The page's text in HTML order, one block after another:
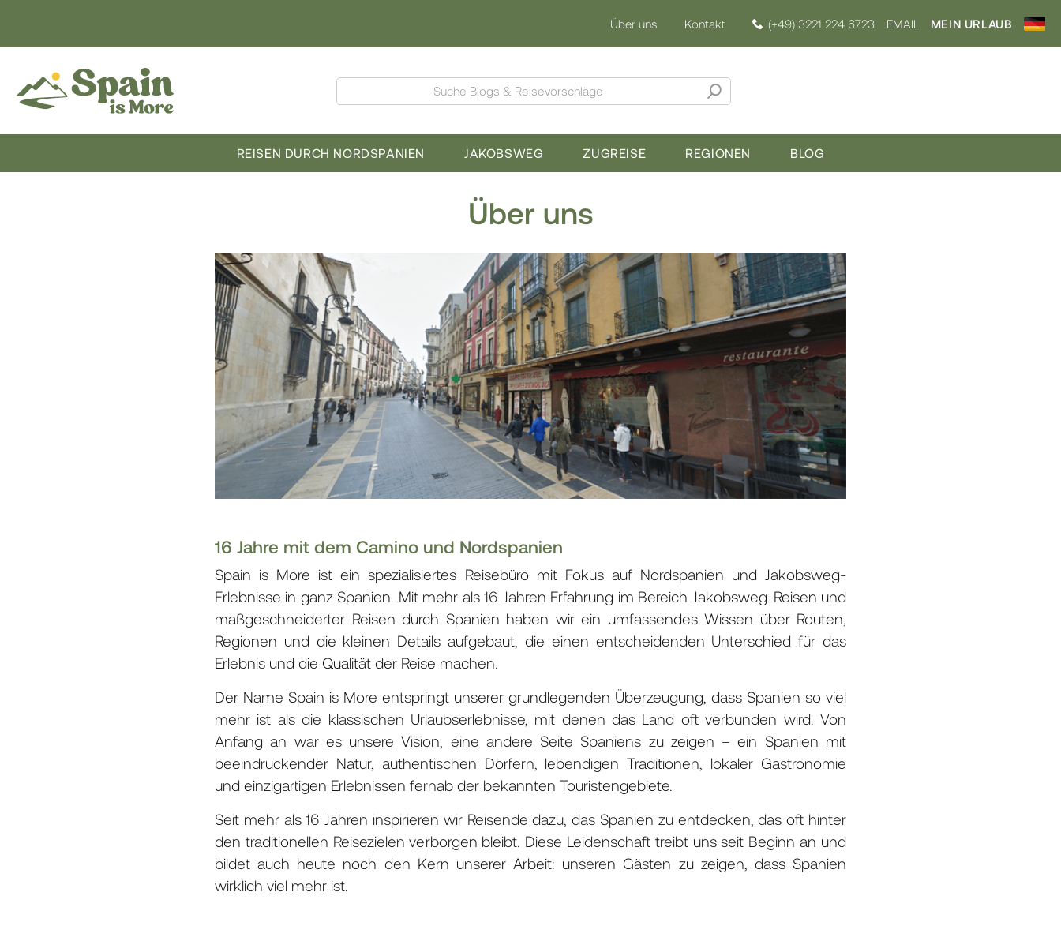
Über uns Kontakt (+49) 3221 224 6723 EMAIL MEIN URLAUB
Suche Blogs & Reisevorschläge
REISEN DURCH NORDSPANIEN JAKOBSWEG ZUGREISE REGIONEN BLOG
Über uns
16 Jahre mit dem Camino und Nordspanien
Spain is More ist ein spezialisiertes Reisebüro mit Fokus auf Nordspanien und Jakobsweg-
Erlebnisse in ganz Spanien. Mit mehr als 16 Jahren Erfahrung im Bereich Jakobsweg-Reisen und
maßgeschneiderter Reisen durch Spanien haben wir ein umfassendes Wissen über Routen,
Regionen und die kleinen Details aufgebaut, die einen entscheidenden Unterschied für das
Erlebnis und die Qualität der Reise machen.
Der Name Spain is More entspringt unserer grundlegenden Überzeugung, dass Spanien so viel
mehr ist als die klassischen Urlaubserlebnisse, mit denen das Land oft verbunden wird. Von
Anfang an war es unsere Vision, eine andere Seite Spaniens zu zeigen – ein Spanien mit
beeindruckender Natur, authentischen Dörfern, lebendigen Traditionen, lokaler Gastronomie
und einzigartigen Erlebnissen fernab der bekannten Touristengebiete.
Seit mehr als 16 Jahren inspirieren wir Reisende dazu, das Spanien zu entdecken, das oft hinter
den traditionellen Reisezielen verborgen bleibt. Diese Leidenschaft treibt uns seit Beginn an und
bildet auch heute noch den Kern unserer Arbeit: unseren Gästen zu zeigen, dass Spanien
wirklich viel mehr ist.